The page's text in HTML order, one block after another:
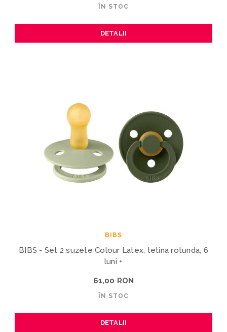
ÎN STOC
DETALII
BIBS
BIBS - Set 2 suzete Colour Latex, tetina rotunda, 6
luni +
61,00 RON
ÎN STOC
DETALII